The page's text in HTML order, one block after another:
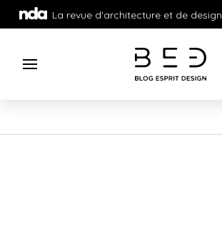
La revue d'architecture et de design